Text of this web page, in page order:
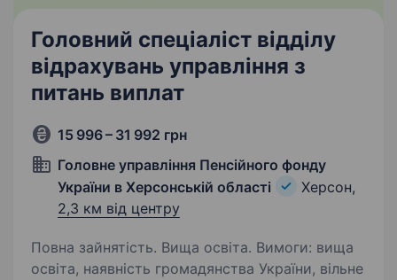
Головний спеціаліст відділу
відрахувань управління з
питань виплат
15 996 – 31 992 грн
Головне управління Пенсійного фонду
України в Херсонській області
Херсон,
2,3 км від центру
Повна зайнятість. Вища освіта. Вимоги: вища
освіта, наявність громадянства України, вільне